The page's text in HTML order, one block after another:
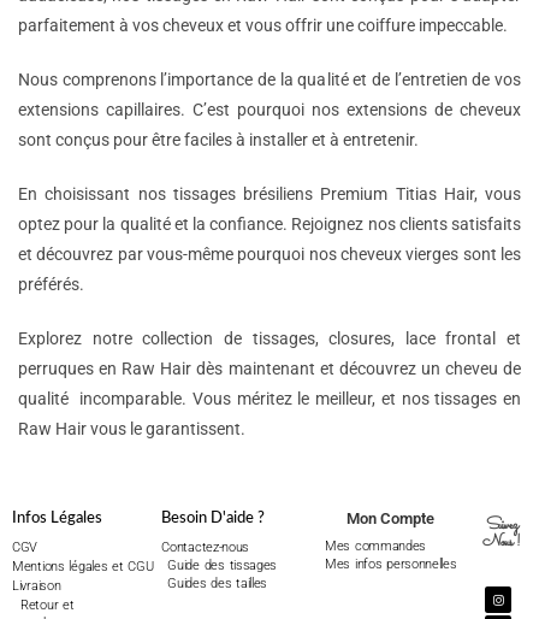
parfaitement à vos cheveux et vous offrir une coiffure impeccable.
Nous comprenons l’importance de la qualité et de l’entretien de vos
extensions capillaires. C’est pourquoi nos extensions de cheveux
sont conçus pour être faciles à installer et à entretenir.
En choisissant nos tissages brésiliens Premium Titias Hair, vous
optez pour la qualité et la confiance. Rejoignez nos clients satisfaits
et découvrez par vous-même pourquoi nos cheveux vierges sont les
préférés.
Explorez notre collection de tissages, closures, lace frontal et
perruques en Raw Hair dès maintenant et découvrez un cheveu de
qualité incomparable. Vous méritez le meilleur, et nos tissages en
Raw Hair vous le garantissent.
Infos Légales
CGV
Mentions légales et CGU
Livraison
Retour et
Besoin D'aide ?
Contactez-nous
Guide des tissages
Guides des tailles
Mon Compte
Mes commandes
Mes infos personnelles
Suivez
Nous !